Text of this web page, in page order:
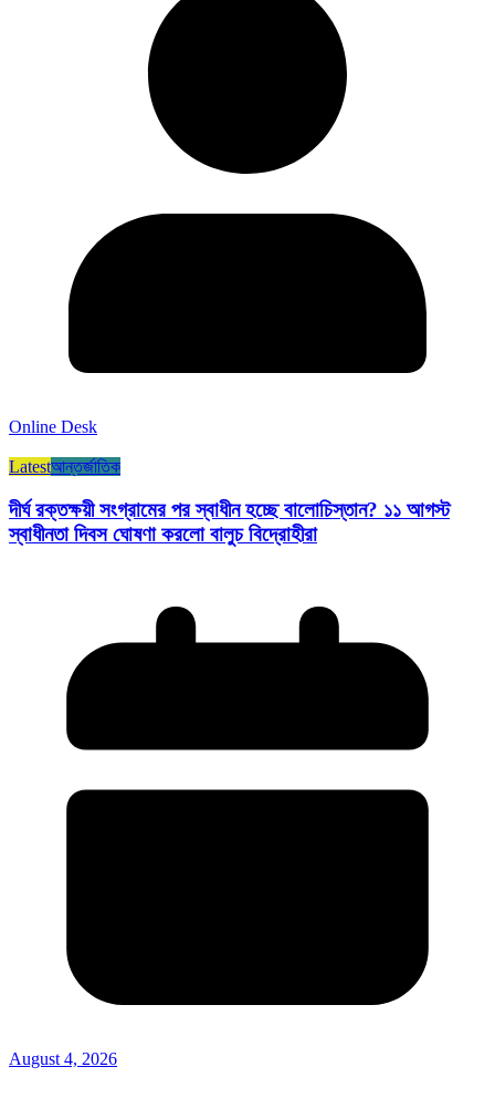
Online Desk
Latestআন্তর্জাতিক
দীর্ঘ রক্তক্ষয়ী সংগ্রামের পর স্বাধীন হচ্ছে বালোচিস্তান? ১১ আগস্ট
স্বাধীনতা দিবস ঘোষণা করলো বালুচ বিদ্রোহীরা
August 4, 2026